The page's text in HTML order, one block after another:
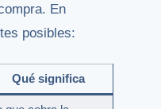
En
posibles:
Qué significa